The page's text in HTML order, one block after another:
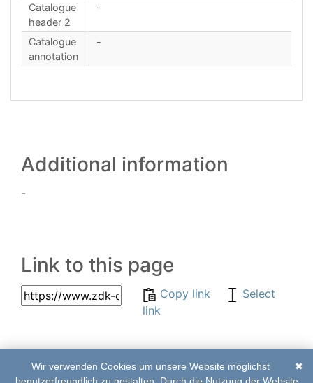
Catalogue
header 2
-
Catalogue
annotation
-
Additional information
-
Link to this page
Copy link
Select
link
© 2017–2020 | ZDK-
List of abbreviations✖
Wir verwenden Cookies um unsere Website möglichst